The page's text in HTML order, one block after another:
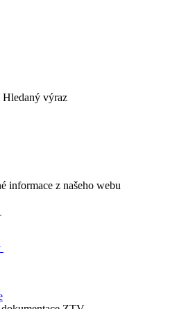
Hledaný výraz
informace z našeho webu